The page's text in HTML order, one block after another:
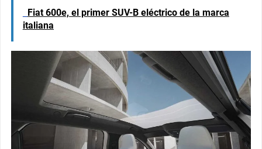
Fiat 600e, el primer SUV-B eléctrico de la marca
italiana